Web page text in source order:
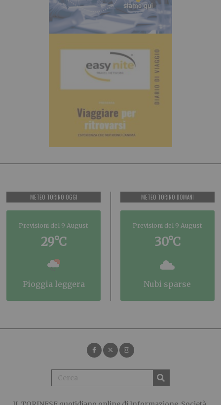
METEO TORINO OGGI
Previsioni del 9 August
29°C
pioggia leggera
METEO TORINO DOMANI
Previsioni del 9 August
30°C
nubi sparse